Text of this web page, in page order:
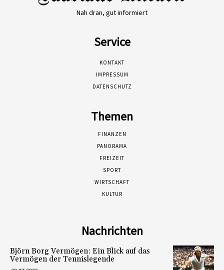
Nah dran, gut informiert
Service
KONTAKT
IMPRESSUM
DATENSCHUTZ
Themen
FINANZEN
PANORAMA
FREIZEIT
SPORT
WIRTSCHAFT
KULTUR
Nachrichten
Björn Borg Vermögen: Ein Blick auf das
Vermögen der Tennislegende